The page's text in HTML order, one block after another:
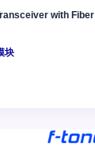
with Fiber
块